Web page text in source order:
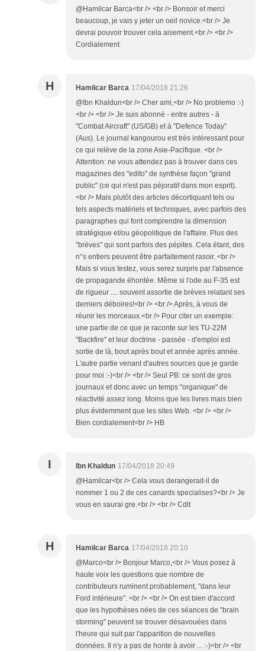
@Hamilcar Barca<br /> <br /> Bonsoir et merci
beaucoup, je vais y jeter un oeil novice.<br /> Je
devrai pouvoir trouver cela aisement.<br /> <br />
Cordialement
H Hamilcar Barca 17/04/2018 21:26
@Ibn Khaldun<br /> Cher ami,<br /> No problemo :-)
<br /> <br /> Je suis abonné - entre autres - à
"Combat Aircraft" (US/GB) et à "Defence Today"
(Aus). Le journal kangourou est très intéressant pour
ce qui relève de la zone Asie-Pacifique. <br />
Attention: ne vous attendez pas à trouver dans ces
magazines des "edito" de synthèse façon "grand
public" (ce qui n'est pas péjoratif dans mon esprit).
<br /> Mais plutôt des articles décortiquant tels ou
tels aspects matériels et techniques, avec parfois des
paragraphes qui font comprendre la dimension
stratégique et/ou géopolitique de l'affaire. Plus des
"brèves" qui sont parfois des pépites. Cela étant, des
n°s entiers peuvent être parfaitement rasoir. <br />
Mais si vous testez, vous serez surpris par l'absence
de propagande éhontée. Même si l'ode au F-35 est
de rigueur .... souvent assortie de brèves relatant ses
derniers déboires!<br /> <br /> Après, à vous de
réunir les morceaux.<br /> Pour citer un exemple:
une partie de ce que je raconte sur les TU-22M
"Backfire" et leur doctrine - passée - d'emploi est
sortie de là, bout après bout et année après année.
L'autre partie venant d'autres sources que je garde
pour moi :-)<br /> <br /> Seul PB: ce sont de gros
journaux et donc avec un temps "organique" de
réactivité assez long. Moins que les livres mais bien
plus évidemment que les sites Web. <br /> <br />
Bien cordialement<br /> HB
I Ibn Khaldun 17/04/2018 20:49
@Hamilcar<br /> Cela vous derangerait-il de
nommer 1 ou 2 de ces canards specialises?<br /> Je
vous en saurai gre.<br /> <br /> Cdlt
H Hamilcar Barca 17/04/2018 20:10
@Marco<br /> Bonjour Marco,<br /> Vous posez à
haute voix les questions que nombre de
contributeurs ruminent probablement, "dans leur
Ford intérieure". <br /> <br /> On est bien d'accord
que les hypothèses nées de ces séances de "brain
storming" peuvent se trouver désavouées dans
l'heure qui suit par l'apparition de nouvelles
données. Il n'y a pas de honte à avoir ... :-)<br /> <br